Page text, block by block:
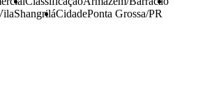
ShangriláCidadePonta Grossa/PR